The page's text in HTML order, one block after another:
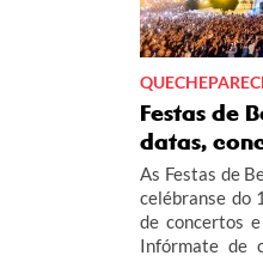
Festas de
datas,
As Festas de
celébranse do
de concertos
Infórmate de